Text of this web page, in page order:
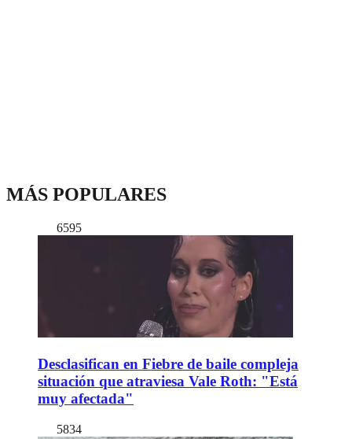
MÁS POPULARES
6595
Desclasifican en Fiebre de baile compleja
situación que atraviesa Vale Roth: "Está
muy afectada"
5834